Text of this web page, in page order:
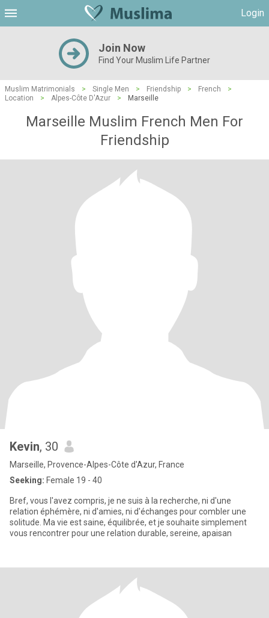
Login
Join Now
Find Your Muslim Life Partner
Muslim Matrimonials > Single Men > Friendship > French
>
Location
> Alpes-Côte D'Azur > Marseille
Marseille Muslim French Men For
Friendship
Kevin, 30
Marseille, Provence-Alpes-Côte d'Azur, France
Seeking: Female 19 - 40
Bref, vous l'avez compris, je ne suis à la recherche, ni d'une
relation éphémère, ni d'amies, ni d'échanges pour combler une
solitude. Ma vie est saine, équilibrée, et je souhaite simplement
vous rencontrer pour une relation durable, sereine, apaisan